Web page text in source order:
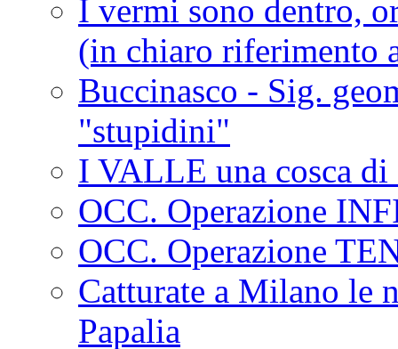
I vermi sono dentro,
(in chiaro riferimento
Buccinasco - Sig.
"stupidini"
I VALLE una cosca
OCC. Operazione
OCC. Operazione
Catturate a Milano le
Papalia